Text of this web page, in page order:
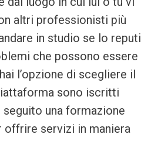
altri professionisti più
in studio se lo reputi
che possono essere
l’opzione di scegliere il
sono iscritti
una formazione
offrire servizi in maniera